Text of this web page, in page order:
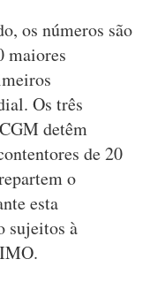
os números são
maiores
Os três
detêm
de 20
o
esta
sujeitos à